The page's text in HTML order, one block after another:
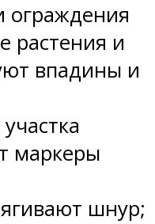
ограждения
растения и
впадины и
маркеры
шнур;